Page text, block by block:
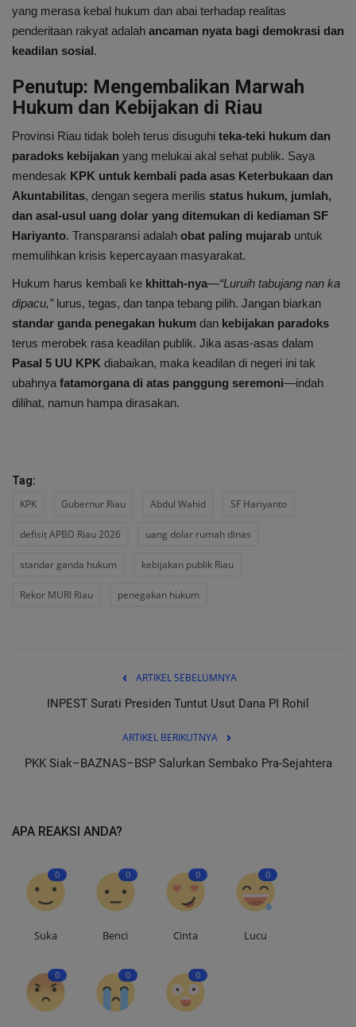
yang merasa kebal hukum dan abai terhadap realitas
penderitaan rakyat adalah ancaman nyata bagi demokrasi dan
keadilan sosial .
Penutup: Mengembalikan Marwah
Hukum dan Kebijakan di Riau
Provinsi Riau tidak boleh terus disuguhi teka-teki hukum dan
paradoks kebijakan yang melukai akal sehat publik. Saya
mendesak KPK untuk kembali pada asas Keterbukaan dan
Akuntabilitas, dengan segera merilis status hukum, jumlah,
dan asal-usul uang dolar yang ditemukan di kediaman SF
Hariyanto. Transparansi adalah obat paling mujarab untuk
memulihkan krisis kepercayaan masyarakat.
Hukum harus kembali ke khittah-nya—“Luruih tabujang nan ka
dipacu,”lurus, tegas, dan tanpa tebang pilih. Jangan biarkan
standar ganda penegakan hukum dan kebijakan paradoks
terus merobek rasa keadilan publik. Jika asas-asas dalam
Pasal 5 UU KPK diabaikan, maka keadilan di negeri ini tak
ubahnyafatamorgana di atas panggung seremoni—indah
dilihat, namun hampa dirasakan.
Tag:
KPK Gubernur Riau Abdul Wahid SF Hariyanto
defisit APBD Riau 2026 uang dolar rumah dinas
standar ganda hukum kebijakan publik Riau
Rekor MURI Riau penegakan hukum
ARTIKEL SEBELUMNYA
INPEST Surati Presiden Tuntut Usut Dana PI Rohil
ARTIKEL BERIKUTNYA
PKK Siak–BAZNAS–BSP Salurkan Sembako Pra-Sejahtera
APA REAKSI ANDA?
0
Suka
0
Benci
0
Cinta
0
Lucu
0 0 0